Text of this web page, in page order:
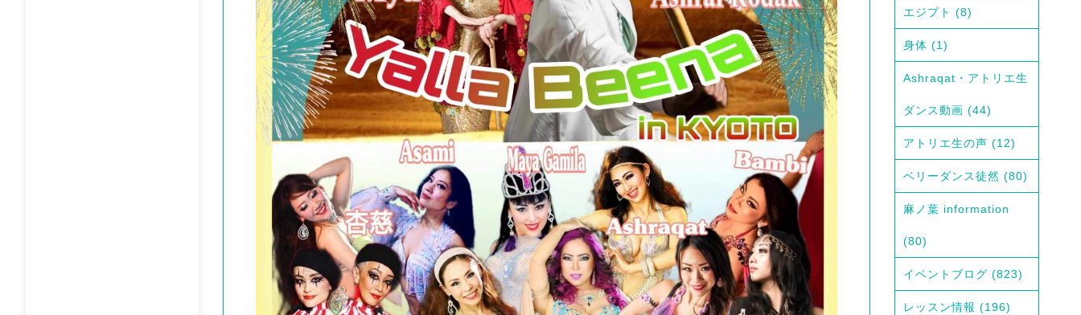
エジプト (8)
身体 (1)
Ashraqat・アトリエ生
ダンス動画 (44)
アトリエ生の声 (12)
ベリーダンス徒然 (80)
麻ノ葉 information
(80)
イベントブログ (823)
レッスン情報 (196)